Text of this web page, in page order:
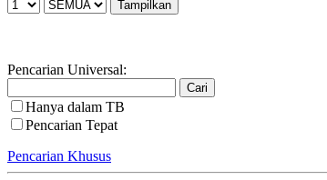
Pencarian Universal:
Hanya dalam TB
Pencarian Tepat
Pencarian Khusus